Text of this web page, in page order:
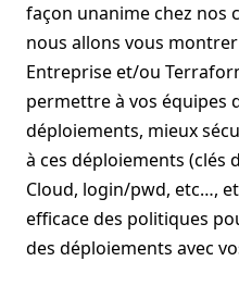
façon unanime chez nos
nous allons vous
Entreprise et/ou
permettre à vos équipes
déploiements, mieux
à ces déploiements (clés
Cloud, login/pwd, etc…,
efficace des politiques
des déploiements avec